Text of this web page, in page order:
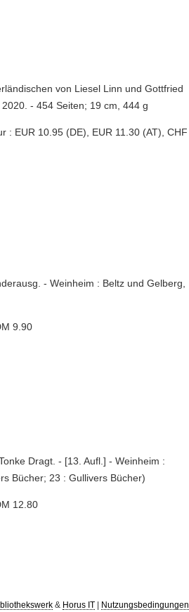
von Liesel Linn und Gottfried
- 454 Seiten; 19 cm, 444 g
: EUR 10.95 (DE), EUR 11.30 (AT), CHF
- Weinheim : Beltz und Gelberg,
9.90
Dragt. - [13. Aufl.] - Weinheim :
Bücher; 23 : Gullivers Bücher)
12.80
& Horus IT| Nutzungsbedingungen